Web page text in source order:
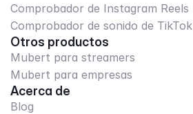
Comprobador de Instagram Reels
Comprobador de sonido de TikTok
Otros productos
Mubert para streamers
Mubert para empresas
Acerca de
Blog